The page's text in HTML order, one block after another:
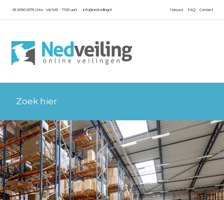
06 8390 6076 (Ma - Vrij 9.00 - 17.00 uur) info@nedveiling.nl Contact
FAQ
Nieuws